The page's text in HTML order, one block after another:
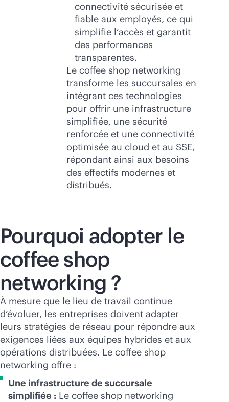
connectivité sécurisée et
fiable aux employés, ce qui
simplifie l’accès et garantit
des performances
transparentes.
Le coffee shop networking
transforme les succursales en
intégrant ces technologies
pour offrir une infrastructure
simplifiée, une sécurité
renforcée et une connectivité
optimisée au cloud et au SSE,
répondant ainsi aux besoins
des effectifs modernes et
distribués.
Pourquoi adopter le
coffee shop
networking ?
À mesure que le lieu de travail continue
d’évoluer, les entreprises doivent adapter
leurs stratégies de réseau pour répondre aux
exigences liées aux équipes hybrides et aux
opérations distribuées. Le coffee shop
networking offre :
Une infrastructure de succursale
simplifiée : Le coffee shop networking